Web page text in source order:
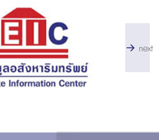
next